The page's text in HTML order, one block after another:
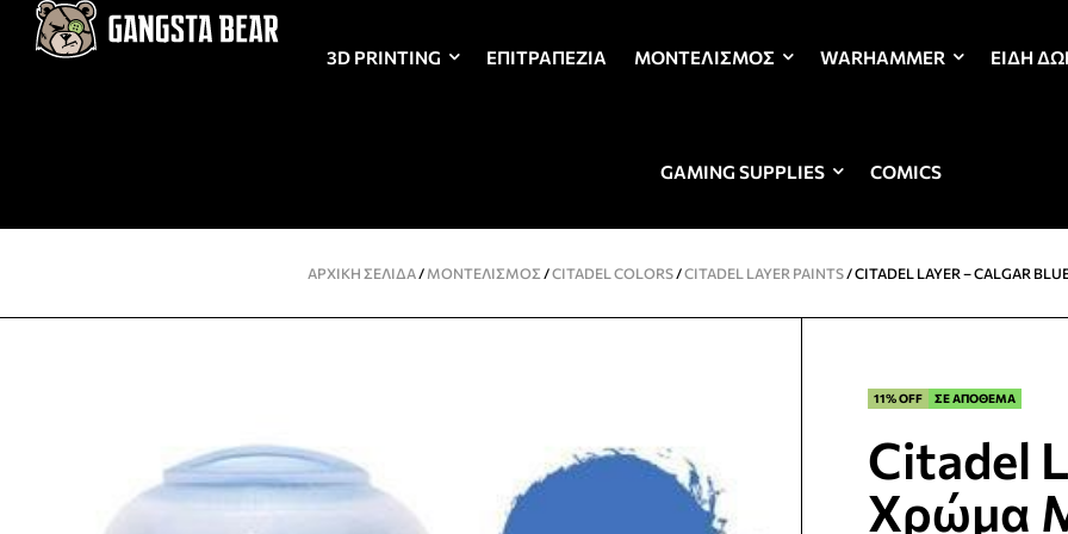
3D PRINTING ΕΠΙΤΡΑΠΈΖΙΑ ΜΟΝΤΕΛΙΣΜΌΣ WARHAMMER ΕΊΔΗ
GAMING SUPPLIES COMICS
ΑΡΧΙΚΉ ΣΕΛΊΔΑ/ ΜΟΝΤΕΛΙΣΜΌΣ /CITADEL COLORS/CITADEL LAYER PAINTS/ CITADEL LAYER – CALGAR
11% OFF ΣΕ ΑΠΟΘΕΜΑ
Citadel
Χρώμα